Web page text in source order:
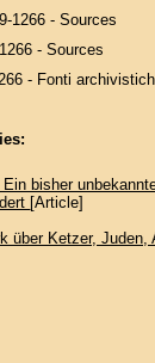
1266 - Sources
- Sources
- Fonti
bisher
[Article]
über Ketzer,